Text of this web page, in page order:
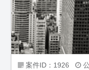
案件ID：1926